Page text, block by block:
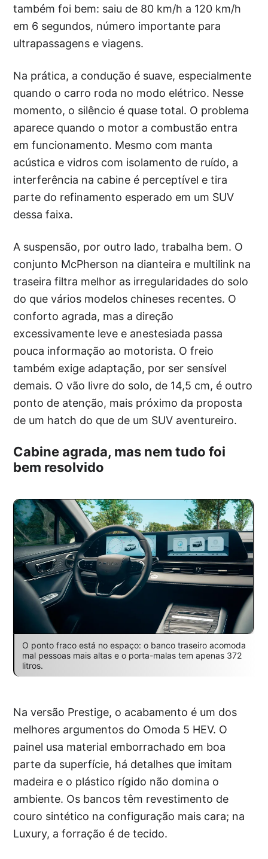
também foi bem: saiu de 80 km/h a 120 km/h
em 6 segundos, número importante para
ultrapassagens e viagens.
Na prática, a condução é suave, especialmente
quando o carro roda no modo elétrico. Nesse
momento, o silêncio é quase total. O problema
aparece quando o motor a combustão entra
em funcionamento. Mesmo com manta
acústica e vidros com isolamento de ruído, a
interferência na cabine é perceptível e tira
parte do refinamento esperado em um SUV
dessa faixa.
A suspensão, por outro lado, trabalha bem. O
conjunto McPherson na dianteira e multilink na
traseira filtra melhor as irregularidades do solo
do que vários modelos chineses recentes. O
conforto agrada, mas a direção
excessivamente leve e anestesiada passa
pouca informação ao motorista. O freio
também exige adaptação, por ser sensível
demais. O vão livre do solo, de 14,5 cm, é outro
ponto de atenção, mais próximo da proposta
de um hatch do que de um SUV aventureiro.
Cabine agrada, mas nem tudo foi
bem resolvido
O ponto fraco está no espaço: o banco traseiro acomoda
mal pessoas mais altas e o porta-malas tem apenas 372
litros.
Na versão Prestige, o acabamento é um dos
melhores argumentos do Omoda 5 HEV. O
painel usa material emborrachado em boa
parte da superfície, há detalhes que imitam
madeira e o plástico rígido não domina o
ambiente. Os bancos têm revestimento de
couro sintético na configuração mais cara; na
Luxury, a forração é de tecido.